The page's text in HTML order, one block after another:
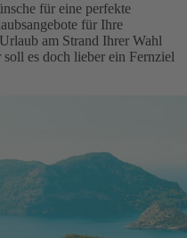
für eine perfekte
für Ihre
am Strand Ihrer Wahl
es doch lieber ein Fernziel